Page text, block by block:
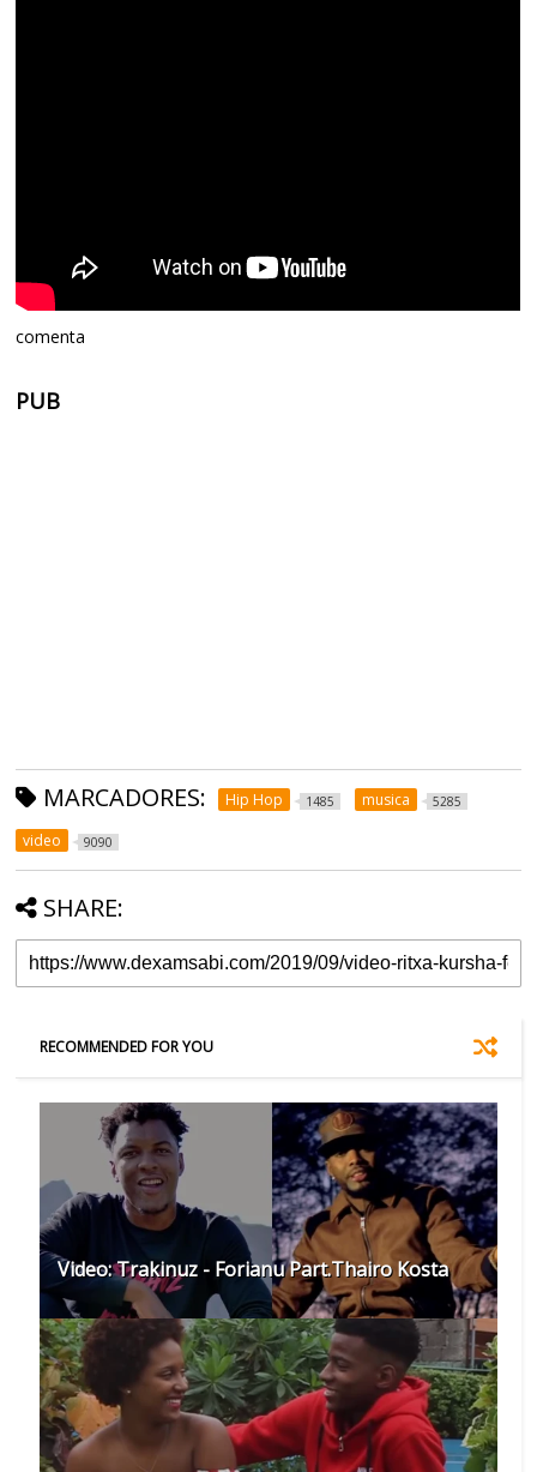
comenta
PUB
MARCADORES: Hip Hop 1485 musica 5285
video 9090
SHARE:
RECOMMENDED FOR YOU
Video: Trakinuz - Forianu Part.Thairo Kosta